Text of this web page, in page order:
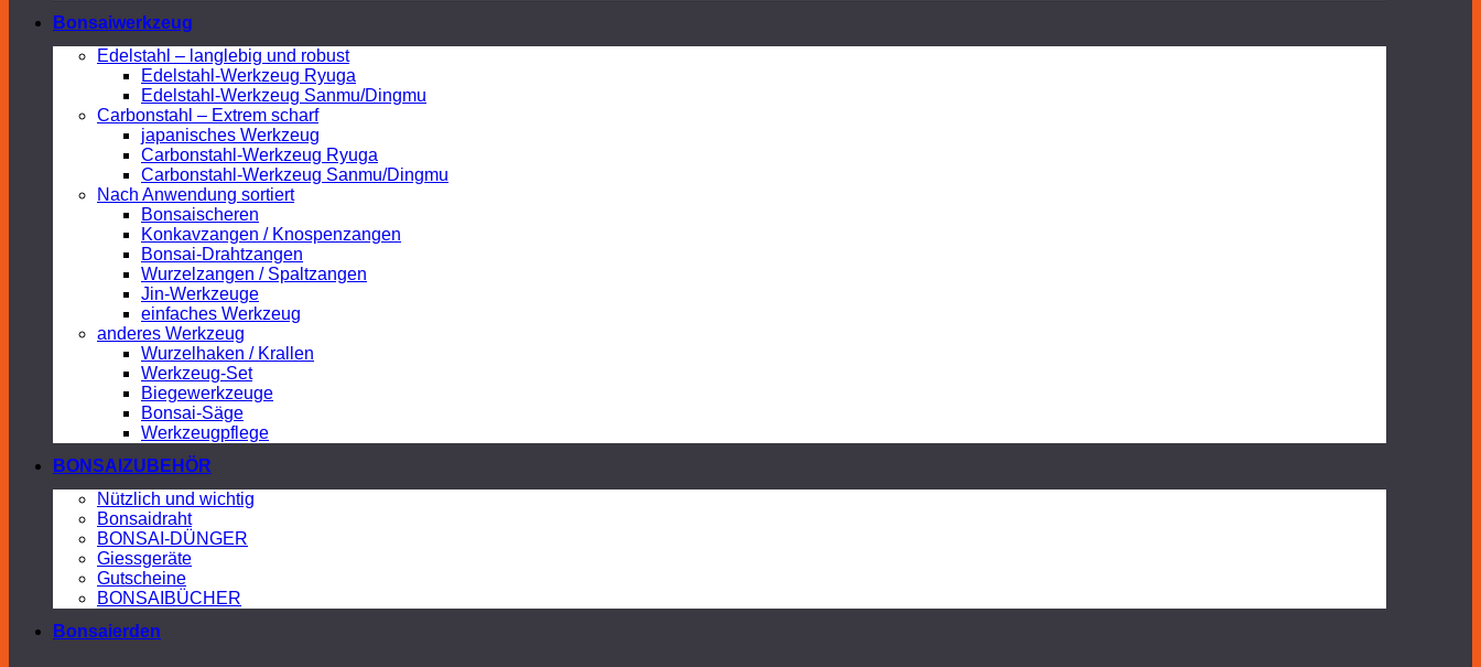
Bonsaiwerkzeug
Edelstahl – langlebig und robust
Edelstahl-Werkzeug Ryuga
Edelstahl-Werkzeug Sanmu/Dingmu
Carbonstahl – Extrem scharf
japanisches Werkzeug
Carbonstahl-Werkzeug Ryuga
Carbonstahl-Werkzeug Sanmu/Dingmu
Nach Anwendung sortiert
Bonsaischeren
Konkavzangen / Knospenzangen
Bonsai-Drahtzangen
Wurzelzangen / Spaltzangen
Jin-Werkzeuge
einfaches Werkzeug
anderes Werkzeug
Wurzelhaken / Krallen
Werkzeug-Set
Biegewerkzeuge
Bonsai-Säge
Werkzeugpflege
BONSAIZUBEHÖR
Nützlich und wichtig
Bonsaidraht
BONSAI-DÜNGER
Giessgeräte
Gutscheine
BONSAIBÜCHER
Bonsaierden